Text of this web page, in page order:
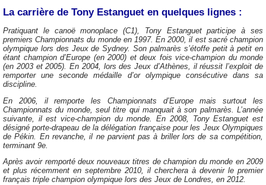
La carrière de Tony Estanguet en quelques lignes :
Pratiquant le canoë monoplace (C1), Tony Estanguet participe à ses
premiers Championnats du monde en 1997. En 2000, il est sacré champion
olympique lors des Jeux de Sydney. Son palmarès s’étoffe petit à petit en
étant champion d’Europe (en 2000) et deux fois vice-champion du monde
(en 2003 et 2005). En 2004, lors des Jeux d’Athènes, il réussit l’exploit de
remporter une seconde médaille d’or olympique consécutive dans sa
discipline.
En 2006, il remporte les Championnats d’Europe mais surtout les
Championnats du monde, seul titre qui manquait à son palmarès. L’année
suivante, il est vice-champion du monde. En 2008, Tony Estanguet est
désigné porte-drapeau de la délégation française pour les Jeux Olympiques
de Pékin. En revanche, il ne parvient pas à briller lors de sa compétition,
terminant 9e.
Après avoir remporté deux nouveaux titres de champion du monde en 2009
et plus récemment en septembre 2010, il cherchera à devenir le premier
français triple champion olympique lors des Jeux de Londres, en 2012.